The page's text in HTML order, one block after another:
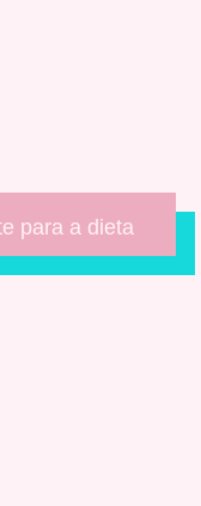
para a dieta